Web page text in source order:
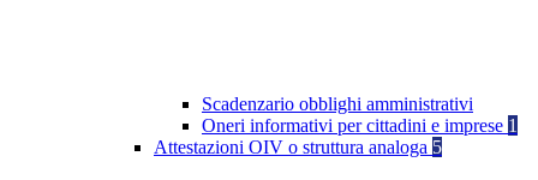
Scadenzario obblighi amministrativi
Oneri informativi per cittadini e imprese 1
Attestazioni OIV o struttura analoga 5